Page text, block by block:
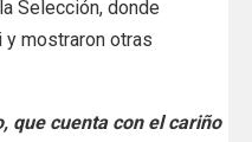
Selección, donde
mostraron otras
que cuenta con el cariño